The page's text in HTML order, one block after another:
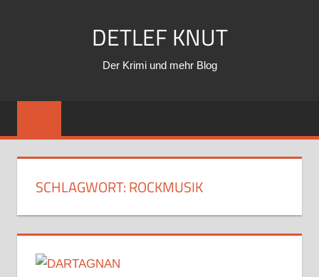
DETLEF KNUT
Der Krimi und mehr Blog
SCHLAGWORT:ROCKMUSIK